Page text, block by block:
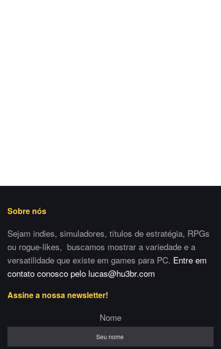
Sobre nós
Sejam indies, simuladores, títulos de estratégia, RPGs
ou rogue-likes, buscamos mostrar a variedade e a
versatilidade que existe em games para PC. Entre em
contato conosco pelo lucas@hu3br.com
Assine a nossa newsletter!
Nome